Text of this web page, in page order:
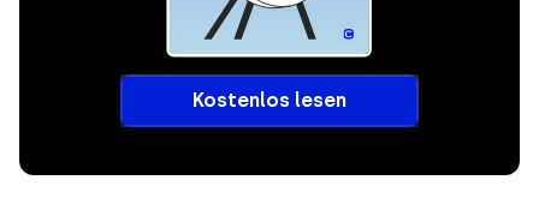
Kostenlos lesen